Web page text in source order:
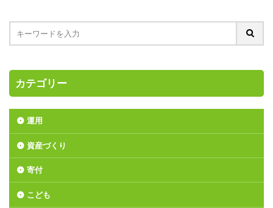
カテゴリー
運用
資産づくり
寄付
こども